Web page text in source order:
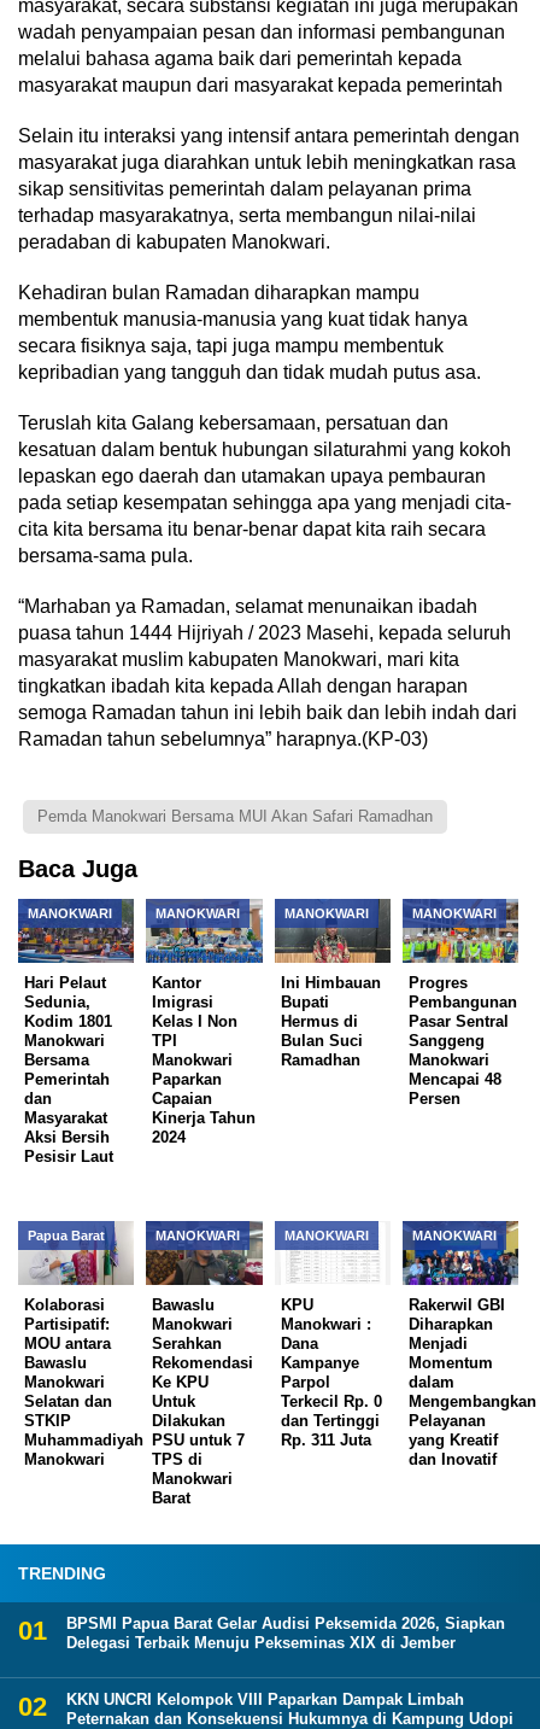
masyarakat, secara substansi kegiatan ini juga merupakan
wadah penyampaian pesan dan informasi pembangunan
melalui bahasa agama baik dari pemerintah kepada
masyarakat maupun dari masyarakat kepada pemerintah
Selain itu interaksi yang intensif antara pemerintah dengan
masyarakat juga diarahkan untuk lebih meningkatkan rasa
sikap sensitivitas pemerintah dalam pelayanan prima
terhadap masyarakatnya, serta membangun nilai-nilai
peradaban di kabupaten Manokwari.
Kehadiran bulan Ramadan diharapkan mampu
membentuk manusia-manusia yang kuat tidak hanya
secara fisiknya saja, tapi juga mampu membentuk
kepribadian yang tangguh dan tidak mudah putus asa.
Teruslah kita Galang kebersamaan, persatuan dan
kesatuan dalam bentuk hubungan silaturahmi yang kokoh
lepaskan ego daerah dan utamakan upaya pembauran
pada setiap kesempatan sehingga apa yang menjadi cita-
cita kita bersama itu benar-benar dapat kita raih secara
bersama-sama pula.
“Marhaban ya Ramadan, selamat menunaikan ibadah
puasa tahun 1444 Hijriyah / 2023 Masehi, kepada seluruh
masyarakat muslim kabupaten Manokwari, mari kita
tingkatkan ibadah kita kepada Allah dengan harapan
semoga Ramadan tahun ini lebih baik dan lebih indah dari
Ramadan tahun sebelumnya” harapnya.(KP-03)
Pemda Manokwari Bersama MUI Akan Safari Ramadhan
Baca Juga
MANOKWARI
Hari Pelaut
Sedunia,
Kodim 1801
Manokwari
Bersama
Pemerintah
dan
Masyarakat
Aksi Bersih
Pesisir Laut
MANOKWARI
Kantor
Imigrasi
Kelas I Non
TPI
Manokwari
Paparkan
Capaian
Kinerja Tahun
2024
MANOKWARI
Ini Himbauan
Bupati
Hermus di
Bulan Suci
Ramadhan
MANOKWARI
Progres
Pembangunan
Pasar Sentral
Sanggeng
Manokwari
Mencapai 48
Persen
Papua Barat
Kolaborasi
Partisipatif:
MOU antara
Bawaslu
Manokwari
Selatan dan
STKIP
Muhammadiyah
Manokwari
MANOKWARI
Bawaslu
Manokwari
Serahkan
Rekomendasi
Ke KPU
Untuk
Dilakukan
PSU untuk 7
TPS di
Manokwari
Barat
MANOKWARI
KPU
Manokwari :
Dana
Kampanye
Parpol
Terkecil Rp. 0
dan Tertinggi
Rp. 311 Juta
MANOKWARI
Rakerwil GBI
Diharapkan
Menjadi
Momentum
dalam
Mengembangkan
Pelayanan
yang Kreatif
dan Inovatif
TRENDING
BPSMI Papua Barat Gelar Audisi Peksemida 2026, Siapkan
Delegasi Terbaik Menuju Pekseminas XIX di Jember
KKN UNCRI Kelompok VIII Paparkan Dampak Limbah
Peternakan dan Konsekuensi Hukumnya di Kampung Udopi